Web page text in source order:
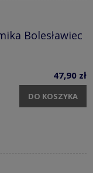
Bolesławiec
47,90 zł
DO KOSZYKA